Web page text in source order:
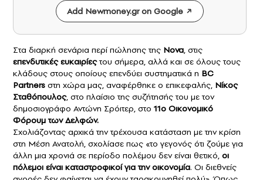
Add Newmoney.gr on Google
Στα διαρκή σενάρια περί πώλησης της Nova, στις
επενδυτικές ευκαιρίεςτου σήμερα, αλλά και σε όλους τους
κλάδους στους οποίους επενδύει συστηματικά η BC
Partners στη χώρα μας, αναφέρθηκε ο επικεφαλής, Νίκος
Σταθόπουλος, στο πλαίσιο της συζήτησής του με τον
δημοσιογράφο Αντώνη Σρόιτερ, στο 11ο Οικονομικό
Φόρουμ των Δελφών.
Σχολιάζοντας αρχικά την τρέχουσα κατάσταση με την κρίση
στη Μέση Ανατολή, σχολίασε πως «το γεγονός ότι ζούμε για
άλλη μια χρονιά σε περίοδο πολέμου δεν είναι θετικό, οι
πόλεμοι είναι καταστροφικοί για την οικονομία. Οι διεθνείς